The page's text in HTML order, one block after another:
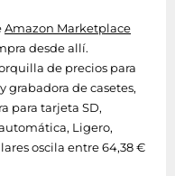
Amazon Marketplace
desde allí.
de precios para
grabadora de casetes,
para tarjeta SD,
Ligero,
oscila entre 64,38 €